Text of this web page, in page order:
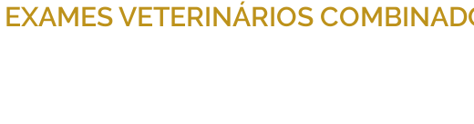
EXAMES VETERINÁRIOS